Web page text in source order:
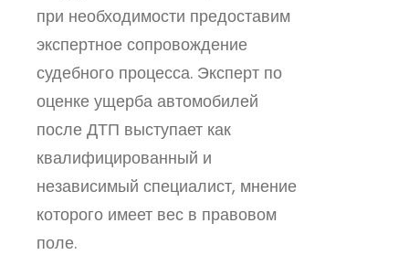
при необходимости предоставим
экспертное сопровождение
судебного процесса. Эксперт по
оценке ущерба автомобилей
после ДТП выступает как
квалифицированный и
независимый специалист, мнение
которого имеет вес в правовом
поле.